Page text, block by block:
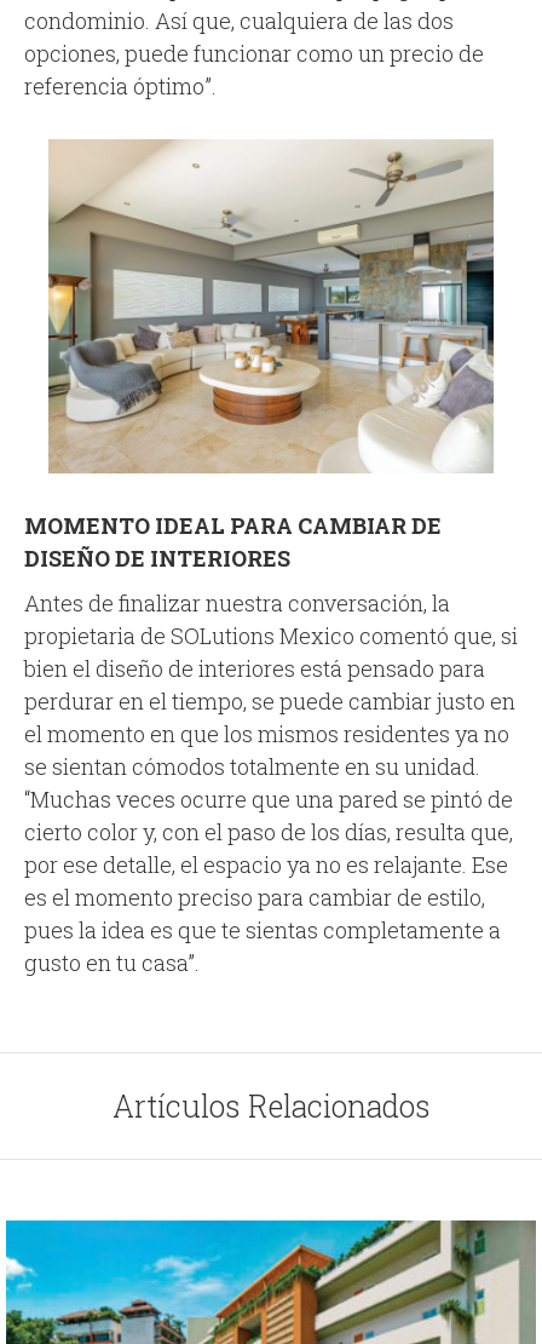
condominio. Así que, cualquiera de las dos
opciones, puede funcionar como un precio de
referencia óptimo”.
MOMENTO IDEAL PARA CAMBIAR DE
DISEÑO DE INTERIORES
Antes de finalizar nuestra conversación, la
propietaria de SOLutions Mexico comentó que, si
bien el diseño de interiores está pensado para
perdurar en el tiempo, se puede cambiar justo en
el momento en que los mismos residentes ya no
se sientan cómodos totalmente en su unidad.
“Muchas veces ocurre que una pared se pintó de
cierto color y, con el paso de los días, resulta que,
por ese detalle, el espacio ya no es relajante. Ese
es el momento preciso para cambiar de estilo,
pues la idea es que te sientas completamente a
gusto en tu casa”.
Artículos Relacionados